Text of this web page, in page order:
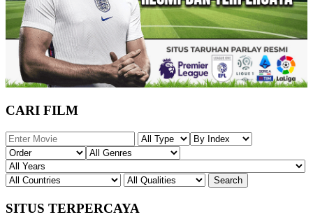
CARI FILM
SITUS TERPERCAYA